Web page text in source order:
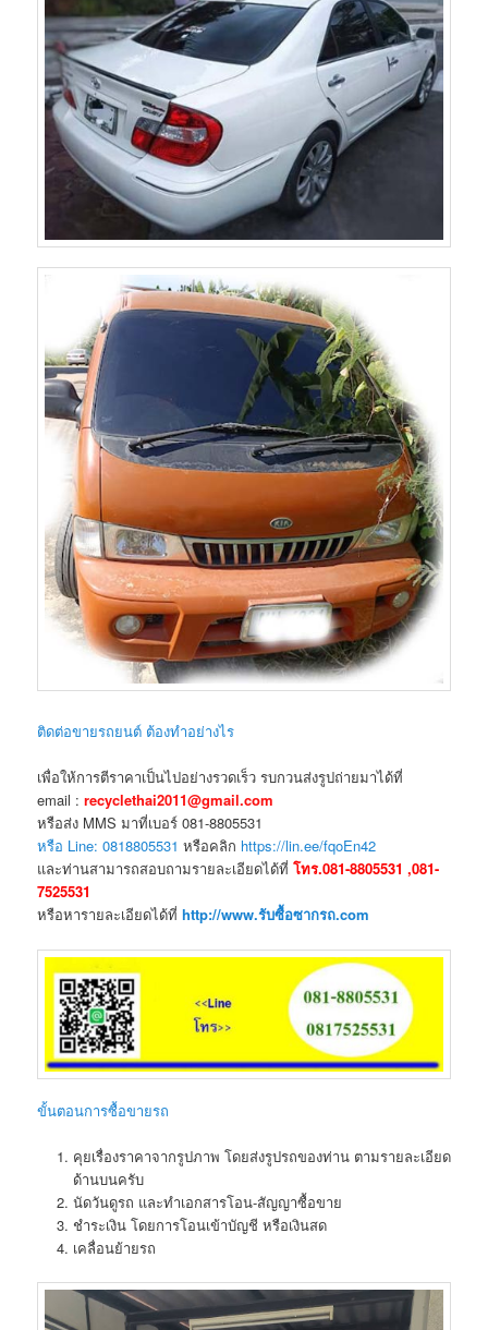
ติดต่อขายรถยนต์ ต้องทำอย่างไร
เพื่อให้การตีราคาเป็นไปอย่างรวดเร็ว รบกวนส่งรูปถ่ายมาได้ที่
email : recyclethai2011@gmail.com
หรือส่ง MMS มาที่เบอร์ 081-8805531
หรือ Line: 0818805531 หรือคลิก https://lin.ee/fqoEn42
และท่านสามารถสอบถามรายละเอียดได้ที่โทร.081-8805531 ,081-
7525531
หรือหารายละเอียดได้ที่ http://www.รับซื้อซากรถ.com
ขั้นตอนการซื้อขายรถ
คุยเรื่องราคาจากรูปภาพ โดยส่งรูปรถของท่าน ตามรายละเอียด
ด้านบนครับ
นัดวันดูรถ และทำเอกสารโอน-สัญญาซื้อขาย
ชำระเงิน โดยการโอนเข้าบัญชี หรือเงินสด
เคลื่อนย้ายรถ